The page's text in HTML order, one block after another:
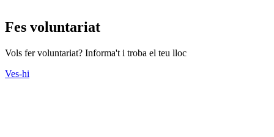
Fes voluntariat
Vols fer voluntariat? Informa't i troba el teu lloc
Ves-hi